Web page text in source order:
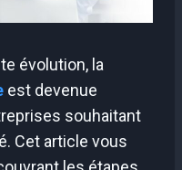
évolution, la
est devenue
souhaitant
Cet article vous